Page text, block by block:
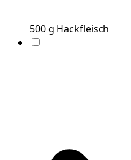
500g Hackfleisch